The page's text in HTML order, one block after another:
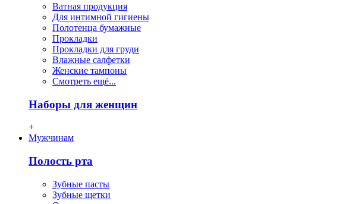
Ватная продукция
Для интимной гигиены
Полотенца бумажные
Прокладки
Прокладки для груди
Влажные салфетки
Женские тампоны
Смотреть ещё...
Наборы для женщин
+
Мужчинам
Полость рта
Зубные пасты
Зубные щетки